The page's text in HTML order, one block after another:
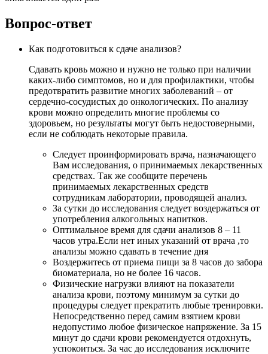
Вопрос-ответ
Как подготовиться к сдаче анализов?
Сдавать кровь можно и нужно не только при наличии
каких-либо симптомов, но и для профилактики, чтобы
предотвратить развитие многих заболеваний – от
сердечно-сосудистых до онкологических. По анализу
крови можно определить многие проблемы со
здоровьем, но результаты могут быть недостоверными,
если не соблюдать некоторые правила.
Следует проинформировать врача, назначающего
Вам исследования, о принимаемых лекарственных
средствах. Так же сообщите перечень
принимаемых лекарственных средств
сотрудникам лаборатории, проводящей анализ.
За сутки до исследования следует воздержаться от
употребления алкогольных напитков.
Оптимальное время для сдачи анализов 8 – 11
часов утра.Если нет иных указаний от врача ,то
анализы можно сдавать в течение дня
Воздержитесь от приема пищи за 8 часов до забора
биоматериала, но не более 16 часов.
Физические нагрузки влияют на показатели
анализа крови, поэтому минимум за сутки до
процедуры следует прекратить любые тренировки.
Непосредственно перед самим взятием крови
недопустимо любое физическое напряжение. За 15
минут до сдачи крови рекомендуется отдохнуть,
успокоиться. За час до исследования исключите